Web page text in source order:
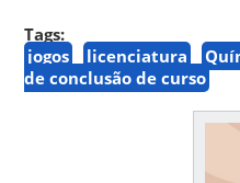
Tags:
jogos
licenciatura
de conclusão de curso